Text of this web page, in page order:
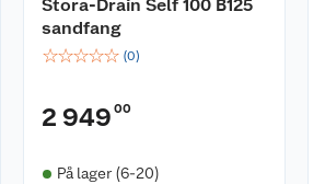
Stora-Drain Self 100 B125
sandfang
☆☆☆☆☆ (0)
2 949 00
På lager (6-20)